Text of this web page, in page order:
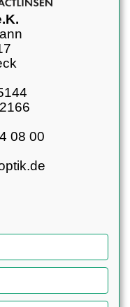
08 00